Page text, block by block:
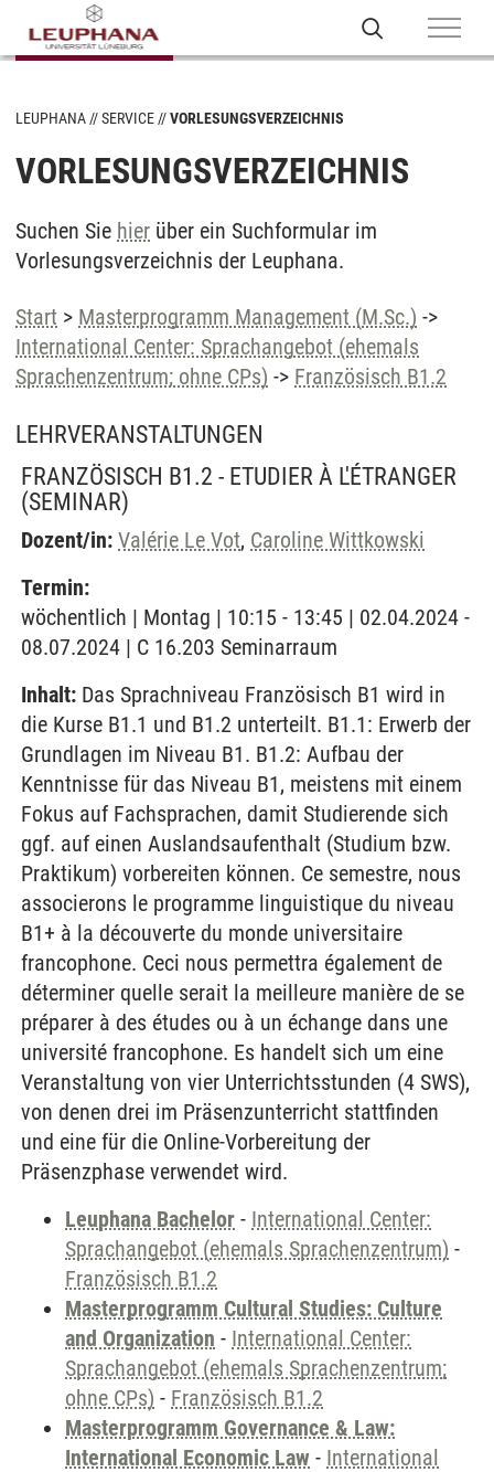
LEUPHANA SERVICE VORLESUNGSVERZEICHNIS
VORLESUNGSVERZEICHNIS
Suchen Sie hier über ein Suchformular im
Vorlesungsverzeichnis der Leuphana.
Start > Masterprogramm Management (M.Sc.) ->
International Center: Sprachangebot (ehemals
Sprachenzentrum; ohne CPs) -> Französisch B1.2
LEHRVERANSTALTUNGEN
FRANZÖSISCH B1.2 - ETUDIER À L'ÉTRANGER
(SEMINAR)
Dozent/in: Valérie Le Vot, Caroline Wittkowski
Termin:
wöchentlich | Montag | 10:15 - 13:45 | 02.04.2024 -
08.07.2024 | C 16.203 Seminarraum
Inhalt: Das Sprachniveau Französisch B1 wird in
die Kurse B1.1 und B1.2 unterteilt. B1.1: Erwerb der
Grundlagen im Niveau B1. B1.2: Aufbau der
Kenntnisse für das Niveau B1, meistens mit einem
Fokus auf Fachsprachen, damit Studierende sich
ggf. auf einen Auslandsaufenthalt (Studium bzw.
Praktikum) vorbereiten können. Ce semestre, nous
associerons le programme linguistique du niveau
B1+ à la découverte du monde universitaire
francophone. Ceci nous permettra également de
déterminer quelle serait la meilleure manière de se
préparer à des études ou à un échange dans une
université francophone. Es handelt sich um eine
Veranstaltung von vier Unterrichtsstunden (4 SWS),
von denen drei im Präsenzunterricht stattfinden
und eine für die Online-Vorbereitung der
Präsenzphase verwendet wird.
Leuphana Bachelor - International Center:
Sprachangebot (ehemals Sprachenzentrum) -
Französisch B1.2
Masterprogramm Cultural Studies: Culture
and Organization - International Center:
Sprachangebot (ehemals Sprachenzentrum;
ohne CPs) - Französisch B1.2
Masterprogramm Governance & Law:
International Economic Law - International